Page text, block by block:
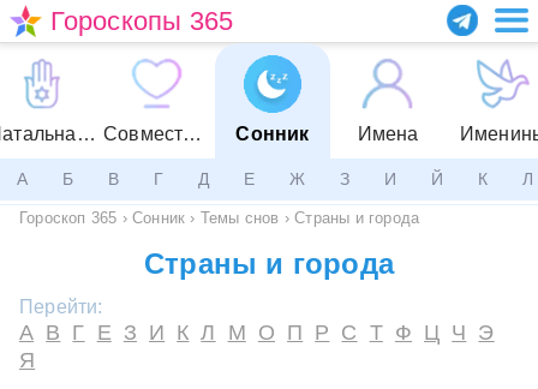
Гороскопы 365
Натальная карта Совместимость Сонник Имена
А Б В Г Д Е Ж З И Й К Л
Гороскоп 365 › Сонник › Темы снов › Страны и города
Страны и города
Перейти:
А В Г Е З И К Л М О П Р С Т Ф Ц Ч Э
Я